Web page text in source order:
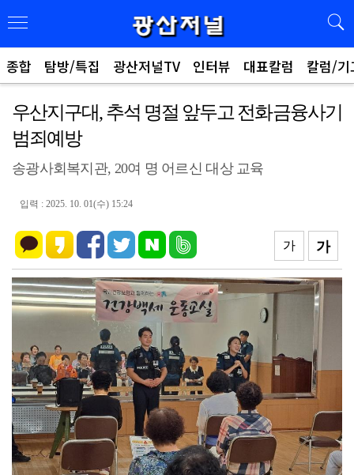
종합 탐방/특집 광산저널TV 인터뷰 대표칼럼 칼럼/기
우산지구대, 추석 명절 앞두고 전화금융사기
범죄예방
송광사회복지관, 20여 명 어르신 대상 교육
입력 : 2025. 10. 01(수) 15:24
가
가